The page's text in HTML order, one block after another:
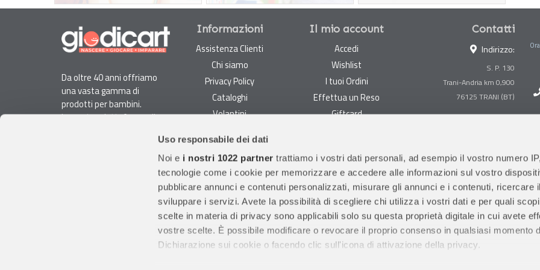
Uso responsabile dei dati
Noi e i nostri 1022 partner trattiamo i vostri dati personali, ad esempio il vostro numero
tecnologie come i cookie per memorizzare e accedere alle informazioni sul vostro
pubblicare annunci e contenuti personalizzati, misurare gli annunci e i contenuti, ricercare
sviluppare i servizi. Avete la possibilità di scegliere chi utilizza i vostri dati e per quali
scelte in materia di privacy sono applicabili solo su questa proprietà digitale in cui avete
vostre scelte. È possibile modificare o revocare il proprio consenso in qualsiasi momento
Dichiarazione sui cookie o facendo clic sull'icona di attivazione della privacy.
Da oltre 40 anni offriamo
una vasta gamma di
prodotti per bambini.
La nostra piattaforma di
ricerca di giocattoli, articoli
per l'infanzia, cancelleria e
soddisfare le esigenze dei
Informazioni
Assistenza Clienti
Chi siamo
Privacy Policy
Cataloghi
Volantini
DURC e Tracciabilità
Rilevazione Misure
Radiatori
Il mio account
Accedi
Wishlist
I tuoi Ordini
Effettua un Reso
Giftcard
Garanzie
Condizioni di vendita
Spedizioni e Resi
Pagamenti sicuri
Contatti
Indirizzo:
S. P. 130
Trani-Andria km 0,900
Prima Infanzia: 0883
494858
Orari di apertura al pubblico